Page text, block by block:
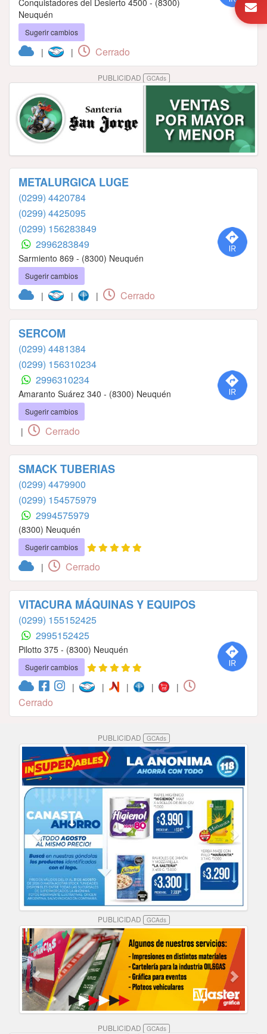
Conquistadores del Desierto 4500 - (8300)
Neuquén
Sugerir cambios
| | Cerrado
PUBLICIDAD GCAds
METALURGICA LUGE
(0299) 4420784
(0299) 4425095
(0299) 156283849
2996283849
Sarmiento 869 - (8300) Neuquén
Sugerir cambios
| | | Cerrado
SERCOM
(0299) 4481384
(0299) 156310234
2996310234
Amaranto Suárez 340 - (8300) Neuquén
Sugerir cambios
| Cerrado
SMACK TUBERIAS
(0299) 4479900
(0299) 154575979
2994575979
(8300) Neuquén
Sugerir cambios
| Cerrado
VITACURA MÁQUINAS Y EQUIPOS
(0299) 155152425
2995152425
Pilotto 375 - (8300) Neuquén
Sugerir cambios
| | | | |
Cerrado
PUBLICIDAD GCAds
PUBLICIDAD GCAds
PUBLICIDAD GCAds